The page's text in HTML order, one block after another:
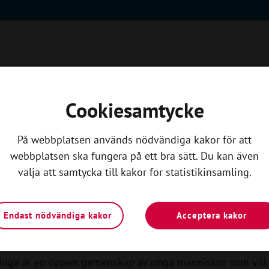
Kom igång
lokalavdelning i Svenska
Unga
Cookiesamtycke
På webbplatsen används nödvändiga kakor för att
webbplatsen ska fungera på ett bra sätt. Du kan även
välja att samtycka till kakor för statistikinsamling.
Endast nödvändiga kakor Acceptera kakor